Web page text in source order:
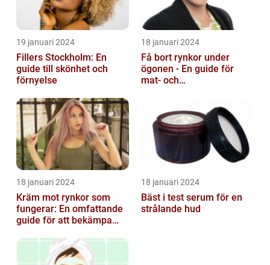
19 januari 2024
Fillers Stockholm: En
guide till skönhet och
förnyelse
18 januari 2024
Få bort rynkor under
ögonen - En guide för
mat- och
18 januari 2024
Kräm mot rynkor som
fungerar: En omfattande
guide för att bekämpa
18 januari 2024
Bäst i test serum för en
strålande hud